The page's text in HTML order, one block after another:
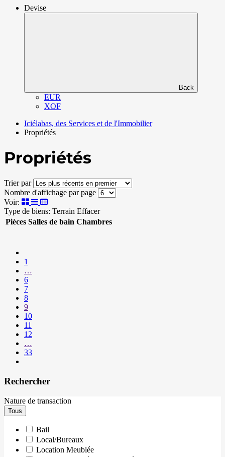
Devise
Back
EUR
XOF
Iciélabas, des Services et de l'Immobilier
Propriétés
Propriétés
Trier par
Nombre d'affichage par page
Voir:
Type de biens: Terrain Effacer
Pièces Salles de bain Chambres
1
…
6
7
8
9
10
11
12
…
33
Rechercher
Nature de transaction
Tous
Bail
Local/Bureaux
Location Meublée